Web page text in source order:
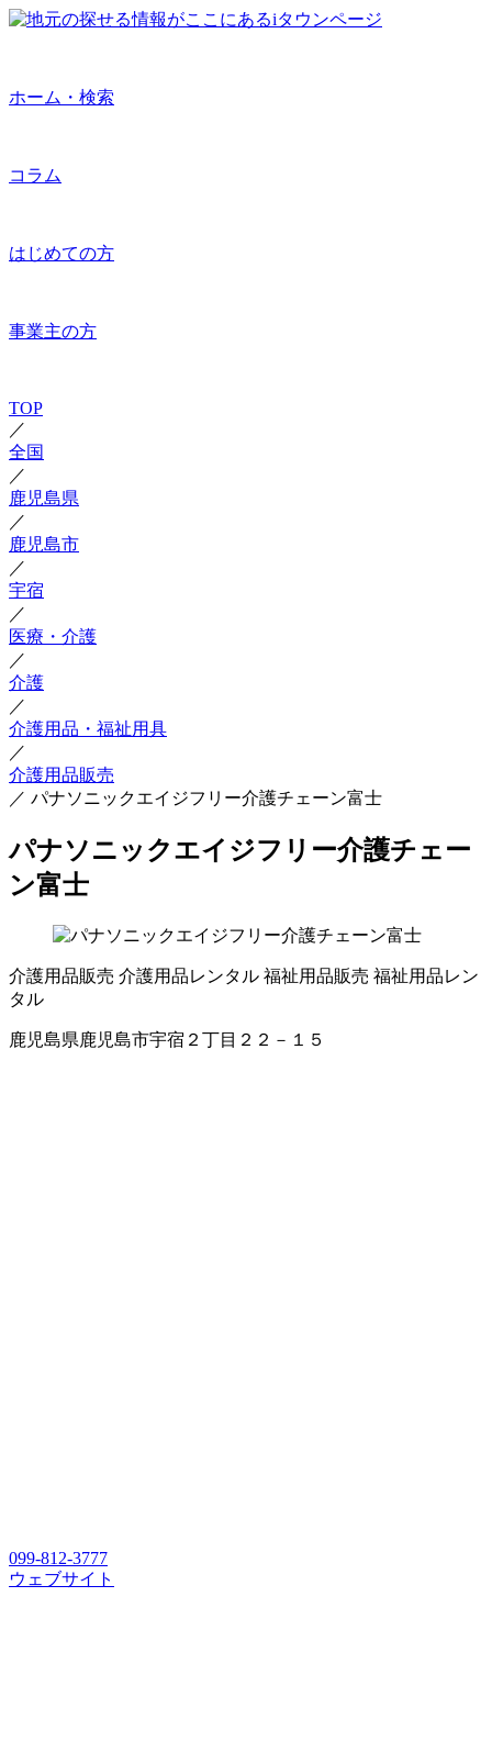
ホーム・検索
コラム
はじめての方
事業主の方
TOP
／
全国
／
鹿児島県
／
鹿児島市
／
宇宿
／
医療・介護
／
介護
／
介護用品・福祉用具
／
介護用品販売
／ パナソニックエイジフリー介護チェーン富士
パナソニックエイジフリー介護チェー
ン富士
介護用品販売 介護用品レンタル 福祉用品販売 福祉用品レン
タル
鹿児島県鹿児島市宇宿２丁目２２－１５
099-812-3777
ウェブサイト